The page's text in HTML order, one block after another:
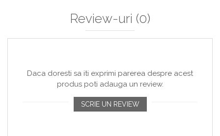
Review-uri (0)
Daca doresti sa iti exprimi parerea despre acest
produs poti adauga un review.
SCRIE UN REVIEW